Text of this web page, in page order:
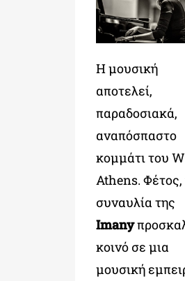
Η μουσική
αποτελεί,
παραδοσιακά,
αναπόσπαστο
κομμάτι του
Athens. Φέτος,
συναυλία της
Imany
κοινό σε μια
μουσική